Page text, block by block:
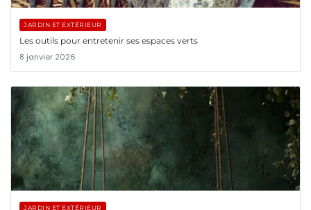
JARDIN ET EXTÉRIEUR
Les outils pour entretenir ses espaces verts
8 janvier 2026
JARDIN ET EXTÉRIEUR